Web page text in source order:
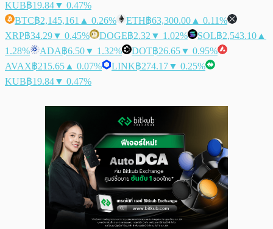
KUB฿19.84▼ 0.47%
BTC฿2,145,161 ▲ 0.26% ETH฿63,300.00 ▲ 0.11%
XRP฿34.29▼ 0.45% DOGE฿2.32 ▼ 1.02% SOL฿2,543.10 ▲
1.28%
ADA฿6.50▼ 1.32% DOT฿26.65▼ 0.95%
AVAX฿215.65 ▲ 0.07% LINK฿274.17▼ 0.25%
KUB฿19.84▼ 0.47%